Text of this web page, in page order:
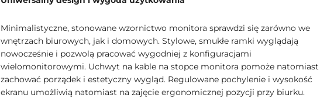
Minimalistyczne, stonowane wzornictwo monitora sprawdzi się zarówno we
wnętrzach biurowych, jak i domowych. Stylowe, smukłe ramki wyglądają
nowocześnie i pozwolą pracować wygodniej z konfiguracjami
wielomonitorowymi. Uchwyt na kable na stopce monitora pomoże natomiast
zachować porządek i estetyczny wygląd. Regulowane pochylenie i wysokość
ekranu umożliwią natomiast na zajęcie ergonomicznej pozycji przy biurku.